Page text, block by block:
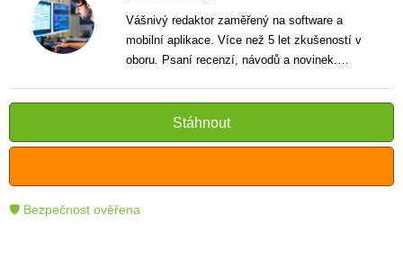
Vášnivý redaktor zaměřený na software a
mobilní aplikace. Více než 5 let zkušeností v
oboru. Psaní recenzí, návodů a novinek.
pomáhají čtenářům lépe porozumět a využít
moderní technologie.
Stáhnout
🛡 Bezpečnost ověřena